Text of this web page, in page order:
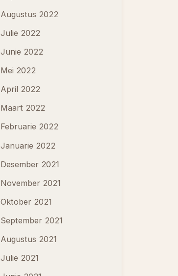
Augustus 2022
Julie 2022
Junie 2022
Mei 2022
April 2022
Maart 2022
Februarie 2022
Januarie 2022
Desember 2021
November 2021
Oktober 2021
September 2021
Augustus 2021
Julie 2021